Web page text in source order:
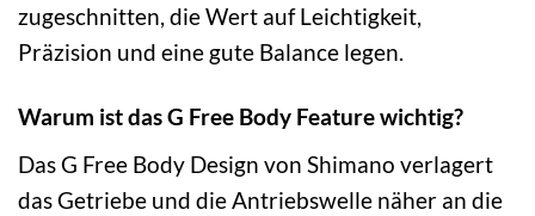
zugeschnitten, die Wert auf Leichtigkeit,
Präzision und eine gute Balance legen.
Warum ist das G Free Body Feature wichtig?
Das G Free Body Design von Shimano verlagert
das Getriebe und die Antriebswelle näher an die